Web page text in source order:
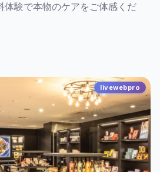
体験で本物のケアをご体感くだ
livewebpro